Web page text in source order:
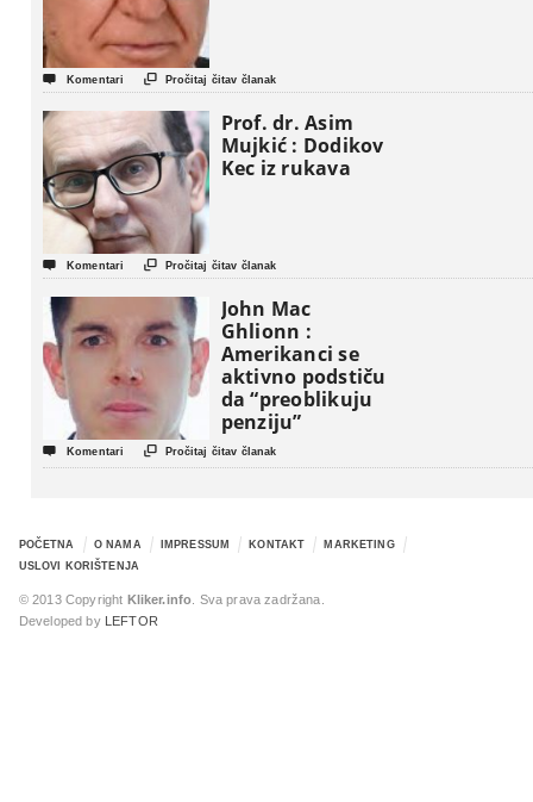
 Komentari  Pročitaj čitav članak
Prof. dr. Asim
Mujkić : Dodikov
Kec iz rukava
 Komentari  Pročitaj čitav članak
John Mac
Ghlionn :
Amerikanci se
aktivno podstiču
da “preoblikuju
penziju”
 Komentari  Pročitaj čitav članak
POČETNA O NAMA IMPRESSUM KONTAKT
MARKETING
USLOVI KORIŠTENJA
© 2013 Copyright Kliker.info . Sva prava zadržana.
Developed by
LEFTOR